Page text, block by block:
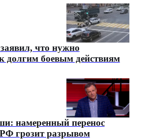
что нужно
долгим боевым действиям
намеренный перенос
РФ грозит разрывом